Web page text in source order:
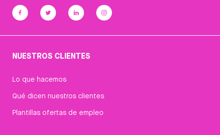
NUESTROS CLIENTES
Lo que hacemos
Qué dicen nuestros clientes
Plantillas ofertas de empleo